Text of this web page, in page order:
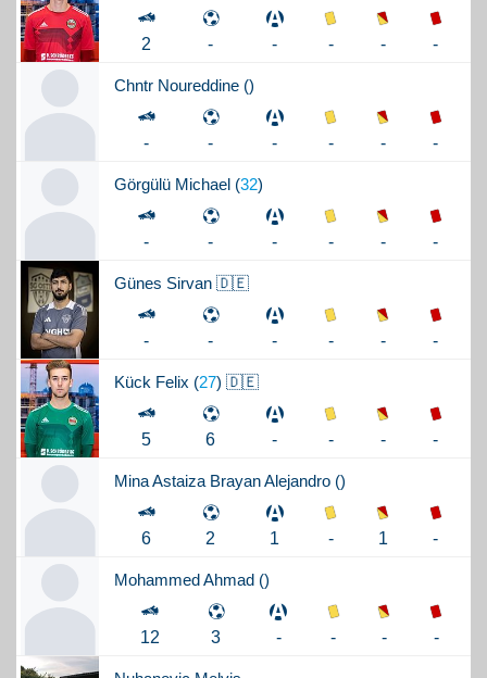
2 - - - - -
Chntr Noureddine ()
- - - - - -
Görgülü Michael (32)
- - - - - -
Günes Sirvan 🇩🇪
- - - - - -
Kück Felix (27) 🇩🇪
5 6 - - - -
Mina Astaiza Brayan Alejandro ()
6 2 1 - 1 -
MohammedAhmad ()
12 3 - - - -